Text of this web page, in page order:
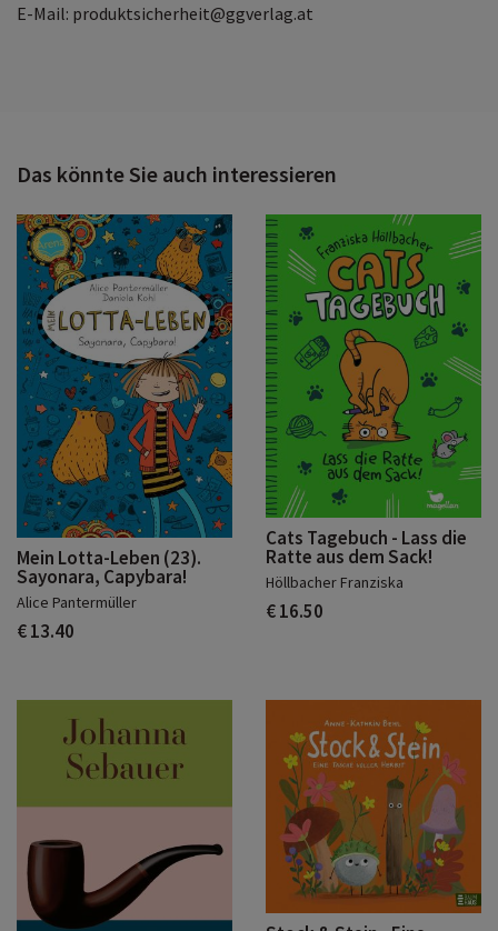
E-Mail: produktsicherheit@ggverlag.at
Das könnte Sie auch interessieren
Mein Lotta-Leben (23).
Sayonara, Capybara!
Alice Pantermüller
€ 13.40
Cats Tagebuch - Lass die
Ratte aus dem Sack!
Höllbacher Franziska
€ 16.50